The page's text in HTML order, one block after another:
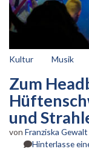
Kultur Musik
Zum
und
von Franziska Gewalt
Hinterlasse